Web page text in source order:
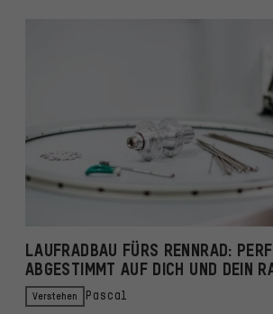
LAUFRADBAU FÜRS RENNRAD:
ABGESTIMMT AUF DICH UND DEIN
Verstehen Pascal